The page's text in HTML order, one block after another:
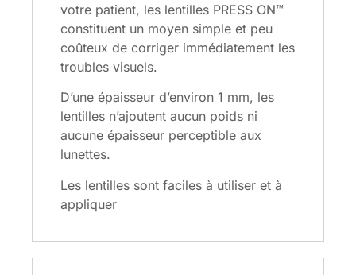
votre patient, les lentilles PRESS ON™
constituent un moyen simple et peu
coûteux de corriger immédiatement les
troubles visuels.
D’une épaisseur d’environ 1 mm, les
lentilles n’ajoutent aucun poids ni
aucune épaisseur perceptible aux
lunettes.
Les lentilles sont faciles à utiliser et à
appliquer